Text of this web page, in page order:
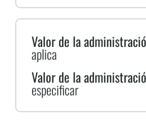
Valor de la
aplica
Valor de la
especificar